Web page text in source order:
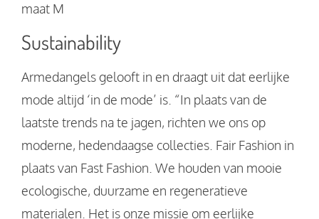
maat M
Sustainability
Armedangels gelooft in en draagt uit dat eerlijke
mode altijd ‘in de mode’ is. “In plaats van de
laatste trends na te jagen, richten we ons op
moderne, hedendaagse collecties. Fair Fashion in
plaats van Fast Fashion. We houden van mooie
ecologische, duurzame en regeneratieve
materialen. Het is onze missie om eerlijke